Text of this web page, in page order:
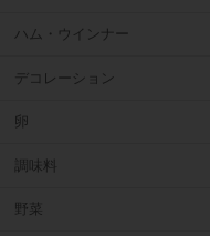
ハム・ウインナー
デコレーション
卵
調味料
野菜